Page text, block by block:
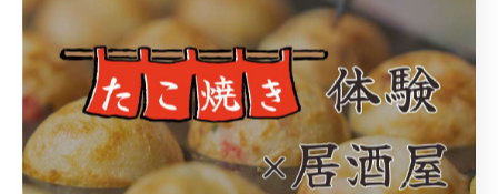
居酒屋で満足度を高めるたこ焼きの食べ方ガイド
居酒屋でたこ焼きをより満足して楽しむためには、食べ
方にも工夫が必要です。まず、焼きたてを熱いうちに一
口で頬張ることで、外はカリッと中はとろける食感を最